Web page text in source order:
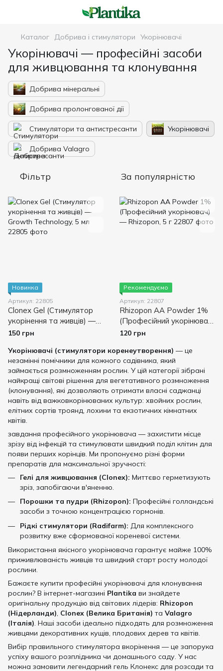
Каталог Добрива і стимулятори Укорінювачі
Укорінювачі — професійні засоби
для живцювання та клонування
Добрива мінеральні
Добрива пролонгованої дії
Стимулятори та антистресанти Укорінювачі
Добрива Valagro
Фільтр За популярністю
Новинка
Артикул: 22805
Clonex Gel (Стимулятор
укорінення та живців) —
Growth Technology, 5 мл
150 грн
Рекомендуємо
Артикул: 22807
Rhizopon AA Powder 1%
(Професійний укорінювач)
— Rhizopon, 5 г
120 грн
Укорінювачі (стимулятори коренеутворення) — це
незамінні помічники для кожного садівника, який
займається розмноженням рослин. У цій категорії зібрані
найкращі світові рішення для вегетативного розмноження
(клонування), які дозволяють отримати власні саджанці
навіть від важковкорінюваних культур: хвойних рослин,
елітних сортів троянд, лохини та екзотичних кімнатних
квітів.
завдання професійного укорінювача — захистити місце
зрізу від інфекцій та стимулювати швидкий поділ клітин для
появи перших корінців. Ми пропонуємо різні форми
препаратів для максимальної зручності:
Гелі для живцювання (Clonex): Миттєво герметизують
зріз, запобігаючи в'яненню.
Порошки та пудри (Rhizopon): Професійні голландські
засоби з точною концентрацією гормонів.
Рідкі стимулятори (Radifarm): Для комплексного
розвитку вже сформованої кореневої системи.
Використання якісного укорінювача гарантує майже 100%
приживлюваність живців та швидкий старт росту молодої
рослини.
Бажаєте купити професійні укорінювачі для клонування
рослин? В інтернет-магазині Plantika ви знайдете
оригінальну продукцію від світових лідерів: Rhizopon
(Нідерланди), Clonex (Велика Британія) та Valagro
(Італія). Наші засоби ідеально підходять для розмноження
живцями декоративних кущів, плодових дерев та квітів.
Вибір правильного стимулятора вкорінення — це запорука
успіху вашого розплідника чи домашнього саду. У нас
можна замовити легендарний гель Клонекс для розсади та